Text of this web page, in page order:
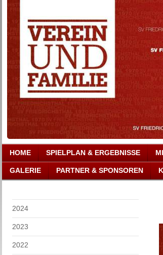
HOME SPIELPLAN & ERGEBNISSE
GALERIE PARTNER & SPONSOREN
2024
2023
2022